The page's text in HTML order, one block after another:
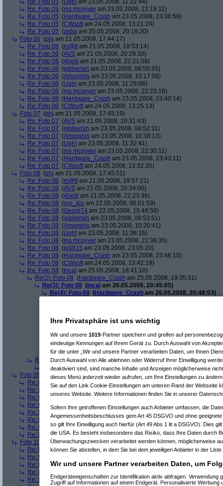
Re: Foto 05 (Ugh! am 23.05.2008, 11:22:44)
Re: Foto 05 (ms mcgyver am 23.05.2008, 22:18:11)
Re: Foto 05 (Hardware_Crash am 23.05.2008, 23:36:59)
Re: Foto 05 (CWsoft am 24.05.2008, 13:21:24)
Re: Foto 05 (zeba am 25.05.2008, 20:18:20)
Foto 06 (phj am 21.05.2008, 17:44:17)
Re: Foto 06 (m@tt am 21.05.2008, 19:53:14)
Re: Foto 06 (AVS am 21.05.2008, 20:29:30)
Re: Foto 06 (4helli am 21.05.2008, 22:21:59)
Re: Foto 06 (gibberish am 23.05.2008, 08:50:35)
Re: Foto 06 (Amorphis am 23.05.2008, 10:17:08)
Re: Foto 06 (Ugh! am 23.05.2008, 11:29:08)
Re: Foto 06 (ms mcgyver am 23.05.2008, 22:23:16)
Re: Foto 06 (Hardware_Crash am 23.05.2008, 23:40:14)
Re: Foto 06 (CWsoft am 24.05.2008, 13:25:13)
Foto 07 (phj am 21.05.2008, 17:45:19)
Re: Foto 07 (AVS am 21.05.2008, 20:31:43)
Re: Foto 07 (gibberish am 23.05.2008, 08:52:11)
Re: Foto 07 (Amorphis am 23.05.2008, 10:38:13)
Re: Foto 07 (Ugh! am 23.05.2008, 11:32:41)
Re: Foto 07 (ms mcgyver am 23.05.2008, 22:30:11)
Re: Foto 07 (Hardware_Crash am 23.05.2008, 23:43:11)
Re: Foto 07 (CWsoft am 24.05.2008, 13:32:35)
Foto 08 (phj am 21.05.2008, 17:45:51)
Re: Foto 08 (m@tt am 21.05.2008, 19:57:21)
Re: Foto 08 (AVS am 21.05.2008, 20:34:00)
Re: Foto 08 (4helli am 21.05.2008, 22:23:36)
Re: Foto 08 (roo_kie am 22.05.2008, 00:01:59)
Re: Foto 08 (Georg74 am 22.05.2008, 15:48:58)
Re: Foto 08 (gibberish am 23.05.2008, 08:53:51)
Re: Foto 08 (Amorphis am 23.05.2008, 10:20:41)
Re: Foto 08 (Ugh! am 23.05.2008, 11:36:16)
Re: Foto 08 (ms mcgyver am 23.05.2008, 22:38:35)
Re: Foto 08 (jo0815 am 23.05.2008, 23:05:20)
Re: Foto 08 (Hardware_Crash am 23.05.2008, 23:46:10)
Re: Foto 08 (CWsoft am 24.05.2008, 13:42:19)
Re: Foto 08 (incal am 25.05.2008, 18:41:10)
Re(2): Foto 08 (Hardware_Crash am 25.05.2008, 19:35:31)
Re(3): Foto 08 (incal am 26.05.2008, 20:45:05)
Re(4): Foto 08 (Hardware_Crash am 26.05.2008, 20:48:53)
Re(8): Foto 08 (Hardware_Crash
Re(10): Foto 08(Hardware_Crasham
Re(11): Foto 08 (incalam 26.05.2008,
Re(12): Foto 08(Hardware_Crasham
Re(2): Foto 08(Srv-02am 26.05.2008, 09:58:02)
Re(3): Foto 08( incal am 26.05.2008, 20:46:08)
Foto 09
phjam 21.05.2008, 17:46:17)
Re: Foto 09
AVS
am 21.05.2008, 20:38:43)
Re: Foto 09
am 22.05.2008, 00:06:11)
Re: Foto 09(gibberisham 23.05.2008, 09:03:43)
Re: Foto 09(Amorphisam 23.05.2008, 10:40:33)
Re: Foto 09
am 23.05.2008, 11:38:45)
Re: Foto 09(ms mcgyveram 23.05.2008, 22:45:45)
Re: Foto 09(Hardware_Crasham 23.05.2008, 23:49:18)
Re: Foto 09 (CWsoftam 24.05.2008, 13:46:55)
Foto 10
phjam 21.05.2008, 17:46:40)
Re: Foto 10(AVSam 21.05.2008, 20:46:08)
Re: Foto 10
Re: Foto 10(Amorphisam 23.05.2008, 10:42:24)
Re: Foto 10
Re: Foto 10(ms mcgyveram 23.05.2008, 22:50:31)
Ihre Privatsphäre ist uns wichtig
Wir und unsere 1019-Partner speichern und greifen auf
eindeutige Kennungen auf Ihrem Gerät zu. Durch Auswahl von
für die unter „Wir und unsere Partner verarbeiten Daten, um Ihnen
Durch Auswahl von Alle ablehnen oder Widerruf Ihrer Einwilligung
deaktiviert sind, sind manche Inhalte und Anzeigen möglicherweise
dieses Menü jederzeit wieder aufrufen, um Ihre Einstellungen zu
Sie auf den Link Cookie-Einstellungen am unteren Rand der Webseite
unseres Website. Weitere Informationen finden Sie in unserer
Sofern Ihre getroffenen Einstellungen auch Anbieter umfassen, die
Angemessenheitsbeschlusses gem Art 45 DSGVO und ohne
so gilt Ihre Einwilligung auch hierfür (Art 49 Abs 1 lit a DSGVO). Dies
die USA. Es besteht insbesondere das Risiko, dass Ihre Daten durch
Überwachungszwecken verarbeitet werden können, möglicherweise
können Sie abstellen, in dem Sie bei dem jeweiligen Anbieter in der
Wir und unsere Partner verarbeiten Daten, um
Endgeräteeigenschaften zur Identifikation aktiv abfragen. Verwendung
Zugriff auf Informationen auf einem Endgerät. Personalisierte Werbung